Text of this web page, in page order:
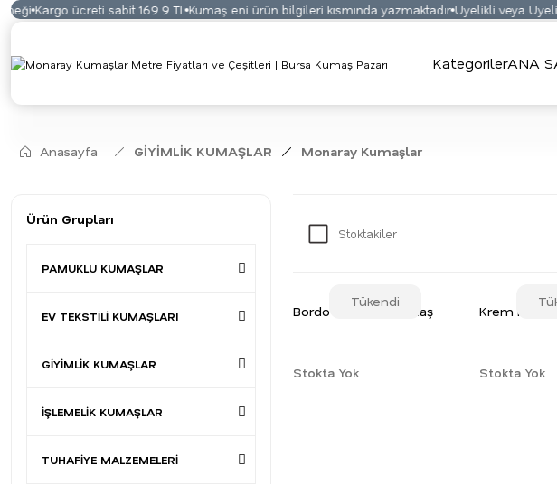
ücreti sabit 169.9 TL Kumaş eni ürün bilgileri kısmında yazmaktadır Üyelikli veya Üyeliksiz
KategorilerANA
Anasayfa GİYİMLİK KUMAŞLAR Monaray Kumaşlar
Ürün Grupları
PAMUKLU KUMAŞLAR
EV TEKSTİLİ KUMAŞLARI
GİYİMLİK KUMAŞLAR
İŞLEMELİK KUMAŞLAR
TUHAFİYE MALZEMELERİ
Stoktakiler
Tükendi
Bordo Monaray Kumaş
Stokta Yok
Krem
Stokta Yok